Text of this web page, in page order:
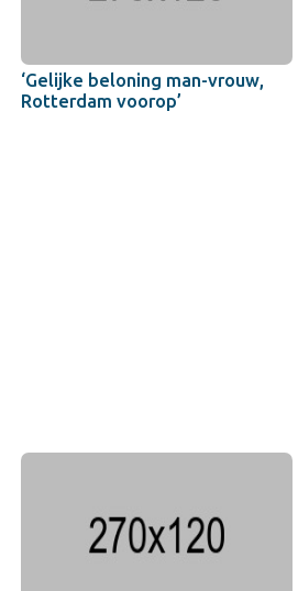
‘Gelijke beloning man-vrouw,
Rotterdam voorop’